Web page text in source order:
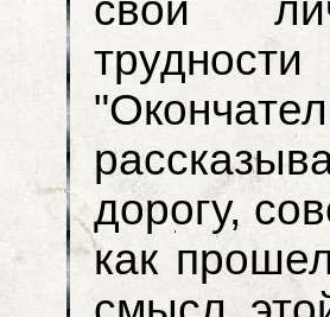
свои
дорогу,
как